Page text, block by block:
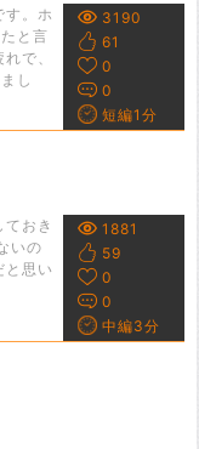
す。ホ
と言
で、
し
3190
61
0
0
短編1分
おき
いの
と思い
1881
59
0
0
中編3分